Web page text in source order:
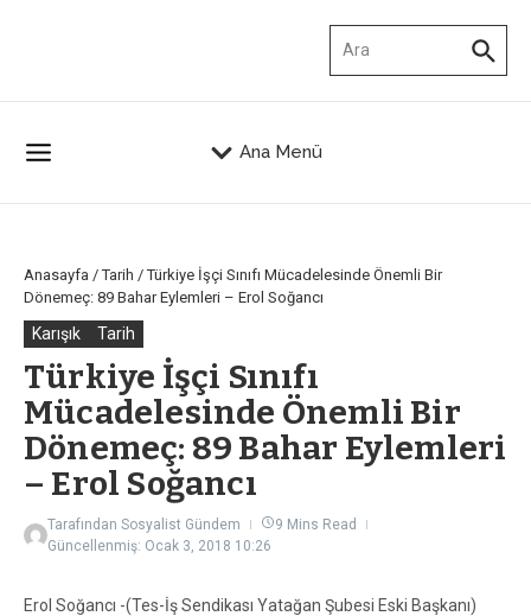
Ana Menü
Anasayfa /Tarih /Türkiye İşçi Sınıfı Mücadelesinde Önemli Bir
Dönemeç: 89 Bahar Eylemleri – Erol Soğancı
Karışık Tarih
Türkiye İşçi Sınıfı
Mücadelesinde Önemli Bir
Dönemeç: 89 Bahar Eylemleri
– Erol Soğancı
Tarafından Sosyalist Gündem
9 Mins Read
Güncellenmiş: Ocak 3, 2018 10:26
Erol Soğancı -(Tes-İş Sendikası Yatağan Şubesi Eski Başkanı)